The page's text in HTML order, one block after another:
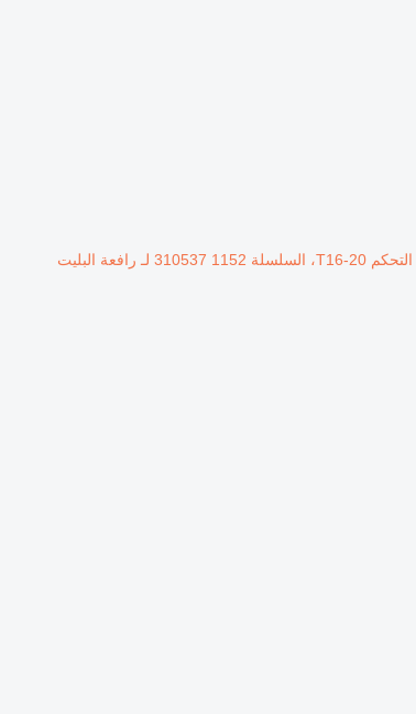
وحدة التحكم T16-20، السلسلة 1152 310537 لـ رافعة البليت